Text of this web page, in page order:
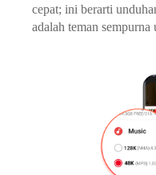
cepat; ini berarti
adalah teman